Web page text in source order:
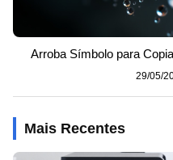
Arroba Símbolo para
29/05/
Mais Recentes